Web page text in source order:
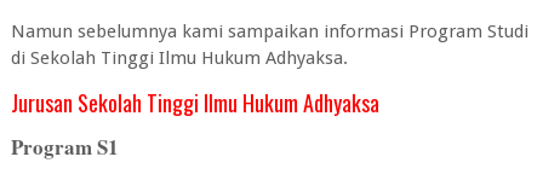
Namun sebelumnya kami sampaikan informasi Program Studi
di Sekolah Tinggi Ilmu Hukum Adhyaksa.
Jurusan Sekolah Tinggi Ilmu Hukum Adhyaksa
Program S1